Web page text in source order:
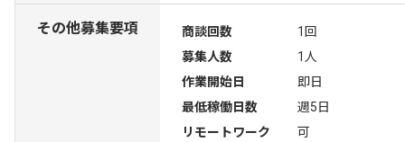
その他募集要項 商談回数
1回
募集人数
1人
作業開始日
即日
最低稼働日数
週5日
リモートワーク
可